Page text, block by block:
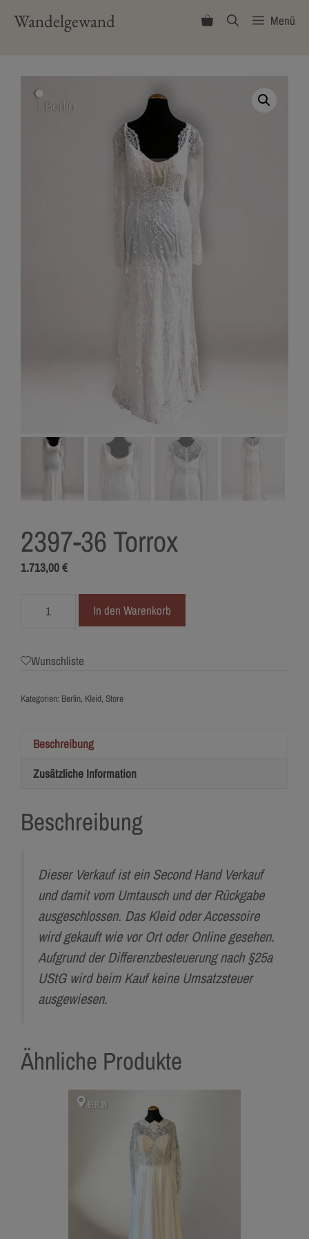
InhaltWandelgewand Menü
2397-36 Torrox
1.713,00€
Menge
In den Warenkorb
Wunschliste
Kategorien: Berlin, Kleid, Store
Beschreibung
Zusätzliche Information
Beschreibung
Dieser Verkauf ist ein Second Hand Verkauf
und damit vom Umtausch und der Rückgabe
ausgeschlossen. Das Kleid oder Accessoire
wird gekauft wie vor Ort oder Online gesehen.
Aufgrund der Differenzbesteuerung nach §25a
UStG wird beim Kauf keine Umsatzsteuer
ausgewiesen.
Ähnliche Produkte